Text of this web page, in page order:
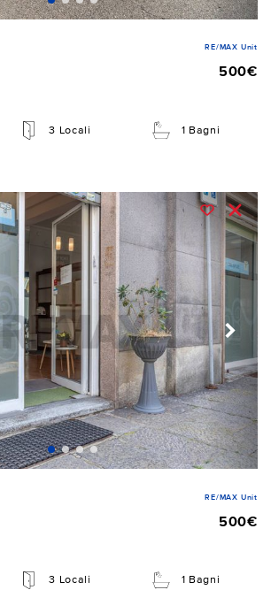
RE/MAX Unit
500€
3 Locali 1 Bagni
RE/MAX Unit
500€
3 Locali 1 Bagni